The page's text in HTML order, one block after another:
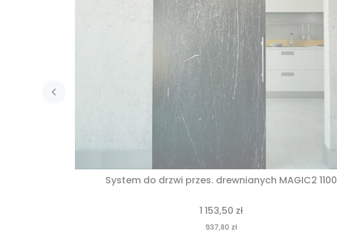
System do drzwi przes. drewnianych MAGIC2 1100
1 153,50 zł
937,80 zł